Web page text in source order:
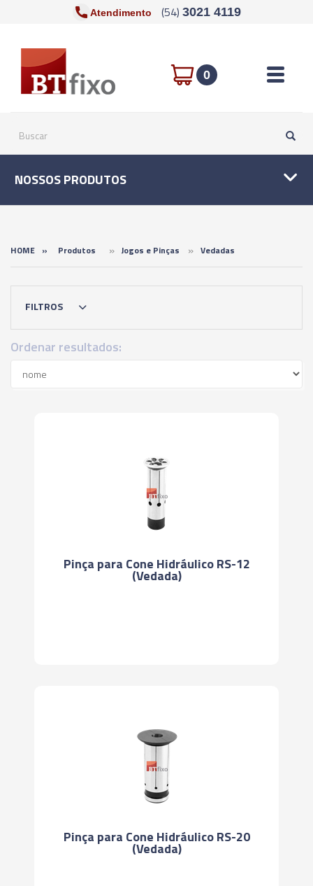
Atendimento (54) 3021 4119
0 Toggle
NOSSOS PRODUTOS
HOME » Produtos » Jogos e Pinças » Vedadas
FILTROS
Ordenar resultados:
Pinça para Cone Hidráulico RS-12
(Vedada)
Pinça para Cone Hidráulico RS-20
(Vedada)